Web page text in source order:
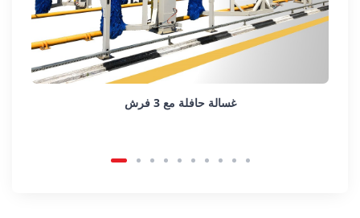
غسالة حافلة مع 3 فرش